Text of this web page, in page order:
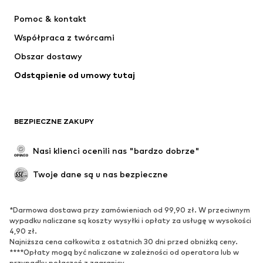
SUPERFIT
Pomoc & kontakt
Współpraca z twórcami
Obszar dostawy
Odstąpienie od umowy tutaj
BEZPIECZNE ZAKUPY
Nasi klienci ocenili nas "bardzo dobrze"
Twoje dane są u nas bezpieczne
*Darmowa dostawa przy zamówieniach od 99,90 zł. W przeciwnym
wypadku naliczane są koszty wysyłki i opłaty za usługę w wysokości
4,90 zł.
Najniższa cena całkowita z ostatnich 30 dni przed obniżką ceny.
****Opłaty mogą być naliczane w zależności od operatora lub w